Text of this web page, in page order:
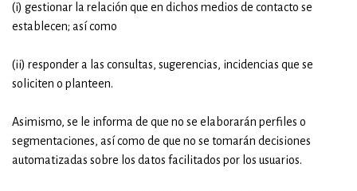
(i) gestionar la relación que en dichos medios de contacto se
establecen; así como
(ii) responder a las consultas, sugerencias, incidencias que se
soliciten o planteen.
Asimismo, se le informa de que no se elaborarán perfiles o
segmentaciones, así como de que no se tomarán decisiones
automatizadas sobre los datos facilitados por los usuarios.